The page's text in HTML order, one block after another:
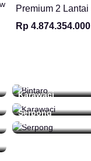
Premium 2 Lantai
Rp 4.874.354.000
16 Daftar
Karawaci
0 Daftar
Serpong
15 Daftar